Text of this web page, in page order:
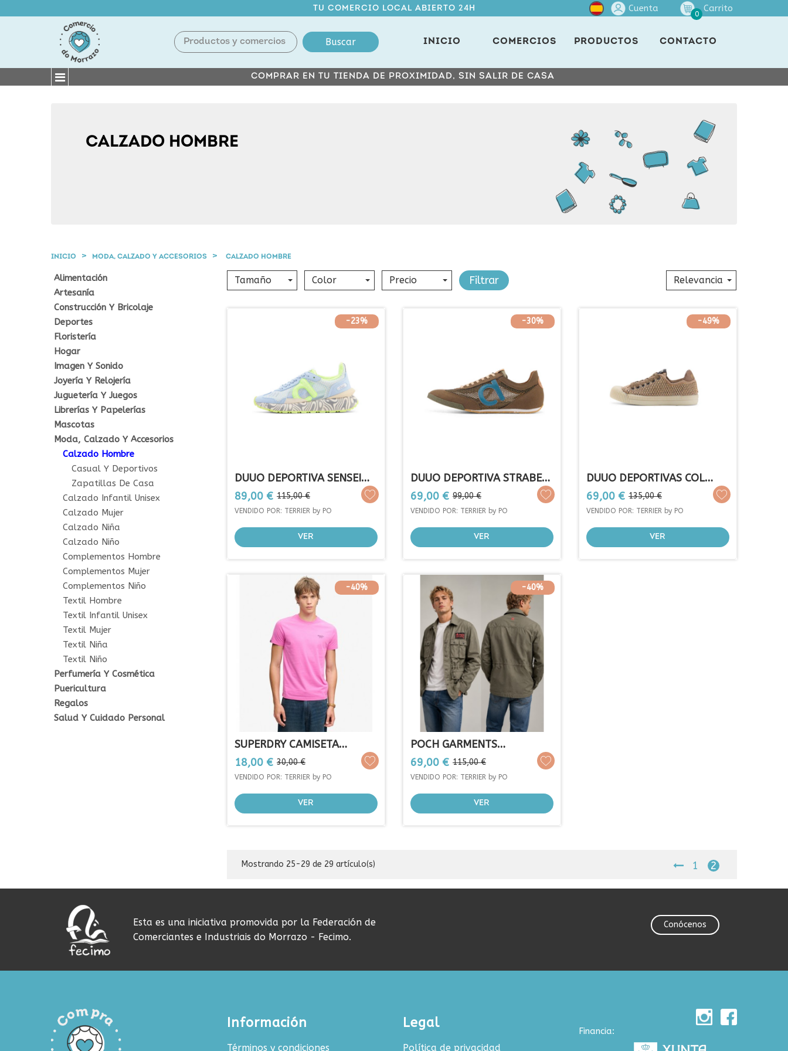
TU COMERCIO LOCAL ABIERTO 24H Cuenta
0
Carrito
Buscar INICIO COMERCIOS PRODUCTOS CONTACTO
COMPRAR EN TU TIENDA DE PROXIMIDAD, SIN SALIR DE CASA
CALZADO HOMBRE
INICIO MODA, CALZADO Y ACCESORIOS CALZADO HOMBRE
Alimentación
Artesanía
Construcción Y Bricolaje
Deportes
Floristería
Hogar
Imagen Y Sonido
Joyería Y Relojería
Juguetería Y Juegos
Librerías Y Papelerías
Mascotas
Moda, Calzado Y Accesorios
Calzado Hombre
Casual Y Deportivos
Zapatillas De Casa
Calzado Infantil Unisex
Calzado Mujer
Calzado Niña
Calzado Niño
Complementos Hombre
Complementos Mujer
Complementos Niño
Textil Hombre
Textil Infantil Unisex
Textil Mujer
Textil Niña
Textil Niño
Perfumería Y Cosmética
Puericultura
Regalos
Salud Y Cuidado Personal
Tamaño Color Precio Relevancia
Filtrar
-23%
DUUO DEPORTIVA SENSEI
MOON...
Precio
89,00 € Precio
base
115,00 €
VENDIDO POR: TERRIER by PO
VER
-30%
DUUO DEPORTIVA STRABE
MESH
Precio
69,00 € Precio
base
99,00 €
VENDIDO POR: TERRIER by PO
VER
-49%
DUUO DEPORTIVAS COL
SABRIA 208
Precio
69,00 € Precio
base
135,00 €
VENDIDO POR: TERRIER by PO
VER
-40%
SUPERDRY CAMISETA
ESSENTIAL...
Precio
18,00 € Precio
base
30,00 €
VENDIDO POR: TERRIER by PO
VER
-40%
POCH GARMENTS
CHAQUETA TIPO...
Precio
69,00 € Precio
base
115,00 €
VENDIDO POR: TERRIER by PO
VER
Mostrando 25-29 de 29 artículo(s) 1 2
Esta es una iniciativa promovida por la Federación de
Comerciantes e Industriais do Morrazo - Fecimo.
Conócenos
Información
Términos y condiciones
Legal
Política de privacidad
Financia: